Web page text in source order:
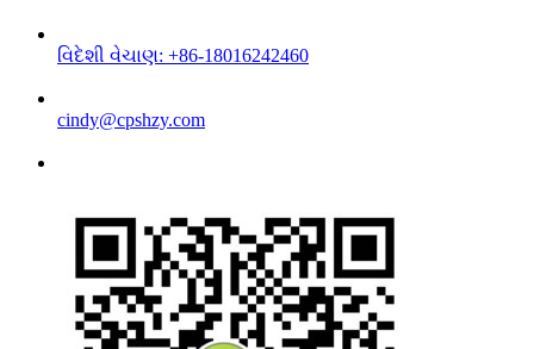
વિદેશી વેચાણ: +86-18016242460
cindy@cpshzy.com